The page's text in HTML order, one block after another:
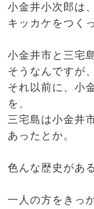
小金井小次郎は
キッカケをつく
小金井市と三宅
そうなんですが、
それ以前に、小
を、
三宅島は小金井
あったとか。
色んな歴史があ
一人の方をきっ